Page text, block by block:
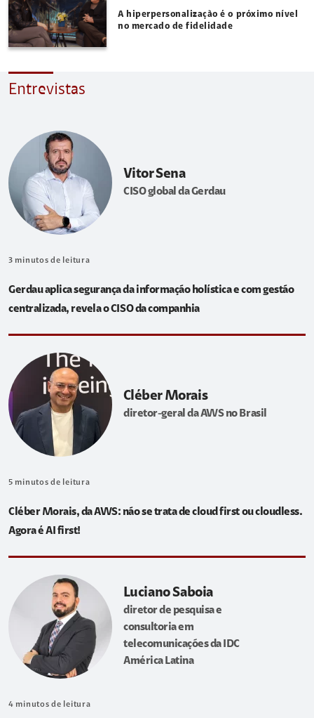
A hiperpersonalização é o próximo nível
no mercado de fidelidade
Entrevistas
Vitor Sena
CISO global da Gerdau
3 minutos de leitura
Gerdau aplica segurança da informação holística e com gestão
centralizada, revela o CISO da companhia
Cléber Morais
diretor-geral da AWS no Brasil
5 minutos de leitura
Cléber Morais, da AWS: não se trata de cloud first ou cloudless.
Agora é AI first!
Luciano Saboia
diretor de pesquisa e
consultoria em
telecomunicações da IDC
América Latina
4 minutos de leitura